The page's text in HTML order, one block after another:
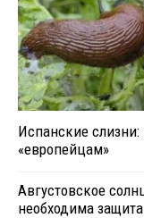
Испанские
«европейцам»
Августовское
необходима